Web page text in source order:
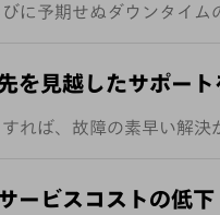
に予期せぬダウンタイム
を見越したサポート
れば、故障の素早い解決
ービスコストの低下